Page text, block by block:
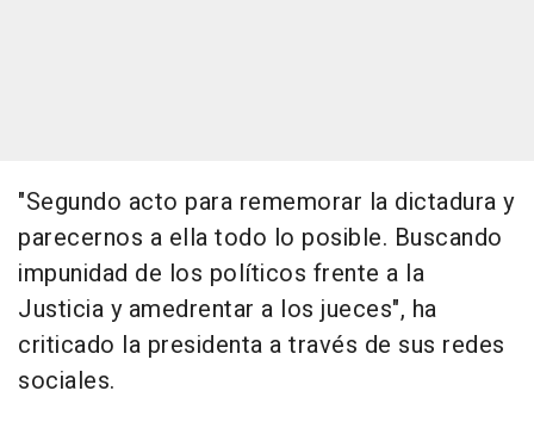
"Segundo acto para rememorar la dictadura y
parecernos a ella todo lo posible. Buscando
impunidad de los políticos frente a la
Justicia y amedrentar a los jueces", ha
criticado la presidenta a través de sus redes
sociales.